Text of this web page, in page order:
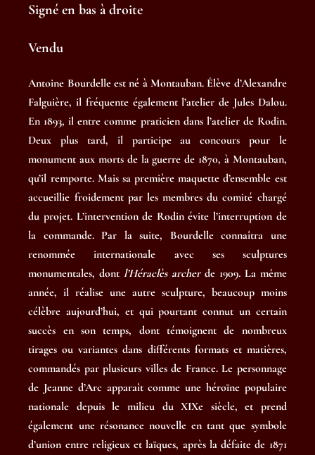
Signé en bas à droite
Vendu
Antoine Bourdelle est né à Montauban. Élève d’Alexandre
Falguière, il fréquente également l’atelier de Jules Dalou.
En 1893, il entre comme praticien dans l’atelier de Rodin.
Deux plus tard, il participe au concours pour le
monument aux morts de la guerre de 1870, à Montauban,
qu’il remporte. Mais sa première maquette d’ensemble est
accueillie froidement par les membres du comité chargé
du projet. L’intervention de Rodin évite l’interruption de
la commande. Par la suite, Bourdelle connaîtra une
renommée internationale avec ses sculptures
monumentales, dont l’Héraclès archer de 1909. La même
année, il réalise une autre sculpture, beaucoup moins
célèbre aujourd’hui, et qui pourtant connut un certain
succès en son temps, dont témoignent de nombreux
tirages ou variantes dans différents formats et matières,
commandés par plusieurs villes de France. Le personnage
de Jeanne d’Arc apparaît comme une héroïne populaire
nationale depuis le milieu du XIXe siècle, et prend
également une résonance nouvelle en tant que symbole
d’union entre religieux et laïques, après la défaite de 1871